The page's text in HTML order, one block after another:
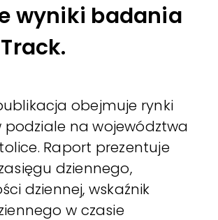
wyniki badania
obejmuje rynki
podziale na województwa
Raport prezentuje
dziennego,
dziennej, wskaźnik
w czasie